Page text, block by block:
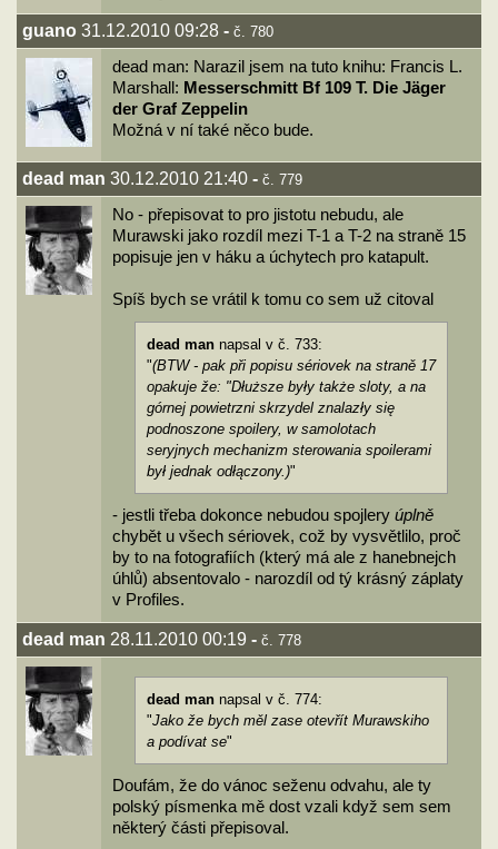
guano 31.12.2010 09:28 - č. 780
dead man: Narazil jsem na tuto knihu: Francis L.
Marshall: Messerschmitt Bf 109 T. Die Jäger
der Graf Zeppelin
Možná v ní také něco bude.
dead man 30.12.2010 21:40 - č. 779
No - přepisovat to pro jistotu nebudu, ale
Murawski jako rozdíl mezi T-1 a T-2 na straně 15
popisuje jen v háku a úchytech pro katapult.
Spíš bych se vrátil k tomu co sem už citoval
dead man napsal v č. 733:
"(BTW - pak při popisu sériovek na straně 17
opakuje že: "Dłuższe były także sloty, a na
górnej powietrzni skrzydel znalazły się
podnoszone spoilery, w samolotach
seryjnych mechanizm sterowania spoilerami
był jednak odłączony.)"
- jestli třeba dokonce nebudou spojlery úplně
chybět u všech sériovek, což by vysvětlilo, proč
by to na fotografiích (který má ale z hanebnejch
úhlů) absentovalo - narozdíl od tý krásný záplaty
v Profiles.
dead man 28.11.2010 00:19 - č. 778
dead man napsal v č. 774:
"Jako že bych měl zase otevřít Murawskiho
a podívat se"
Doufám, že do vánoc seženu odvahu, ale ty
polský písmenka mě dost vzali když sem sem
některý části přepisoval.